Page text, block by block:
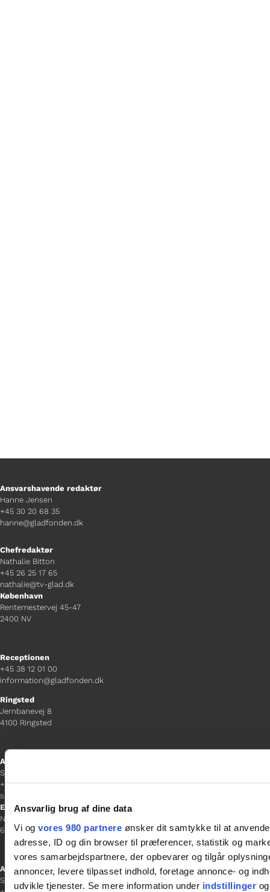
Ansvarlig brug af dine data
Vi og vores 980 partnere ønsker dit samtykke til at
adresse, ID og din browser til præferencer, statistik og
vores samarbejdspartnere, der opbevarer og tilgår
annoncer, levere tilpasset indhold, foretage annonce- og
udvikle tjenester. Se mere information under indstillinger
Ansvarshavende redaktør
Hanne Jensen
+45 30 20 68 35
hanne@gladfonden.dk
Chefredaktør
Nathalie Bitton
+45 26 25 17 65
nathalie@tv-glad.dk
København
Rentemestervej 45-47
2400 NV
Receptionen
+45 38 12 01 00
information@gladfonden.dk
Ringsted
Jernbanevej 8
4100 Ringsted
Afdelingschef
Sacha Lohmann Weiss
+45 40 27 91 11
sacha.lw@gladfonden.dk
Esbjerg
Norgesgade 1, 2. sal
6700 Esbjerg
Afdelingschef
Sanne Hansen